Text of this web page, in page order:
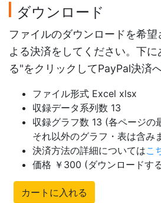
ダウンロード
ファイルのダウンロードを希
よる決済をしてください。下
る"をクリックしてPayPal決済
ファイル形式 Excel xlsx
収録データ系列数 13
収録グラフ数 13 (各ページの
それ以外のグラフ・表は含み
決済方法の詳細についてはこ
価格 ￥300 (ダウンロードす
カートに入れる